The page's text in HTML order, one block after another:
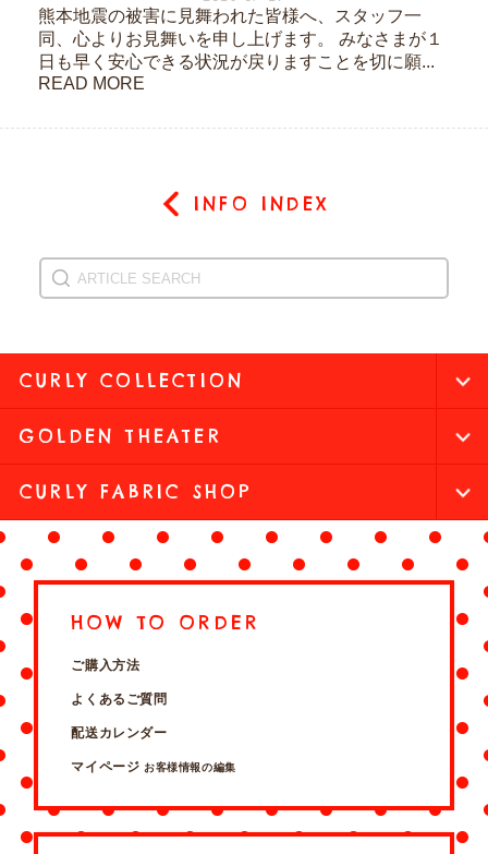
熊本地震の被害に見舞われた皆様へ、スタッフ一
同、心よりお見舞いを申し上げます。 みなさまが１
日も早く安心できる状況が戻りますことを切に願...
READ MORE
INFO INDEX
CURLY COLLECTION
GOLDEN THEATER
CURLY FABRIC SHOP
HOW TO ORDER
ご購入方法
よくあるご質問
配送カレンダー
マイページ お客様情報の編集